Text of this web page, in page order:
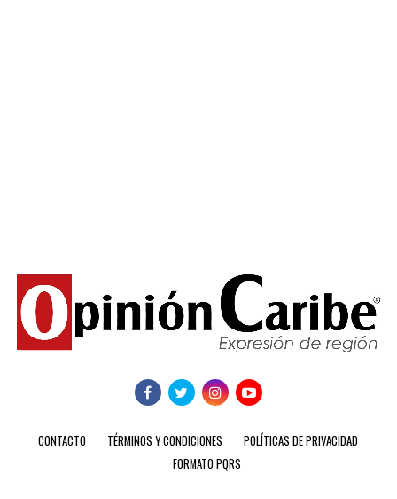
CONTACTO TÉRMINOS Y CONDICIONES
POLÍTICAS DE PRIVACIDAD
FORMATO PQRS